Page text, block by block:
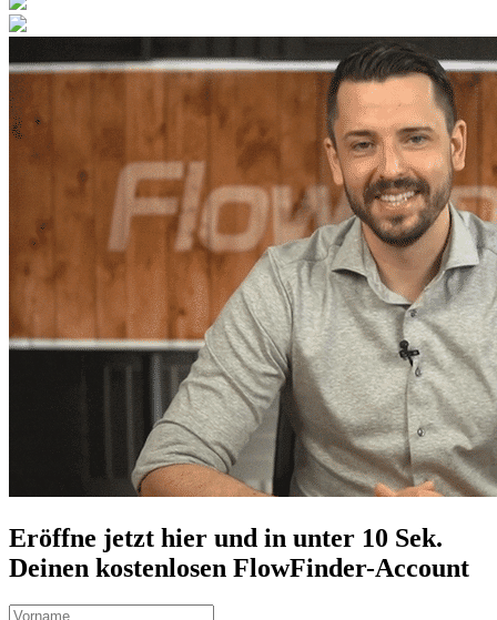
Eröffne jetzt hier und in unter 10 Sek.
Deinen kostenlosen FlowFinder-Account